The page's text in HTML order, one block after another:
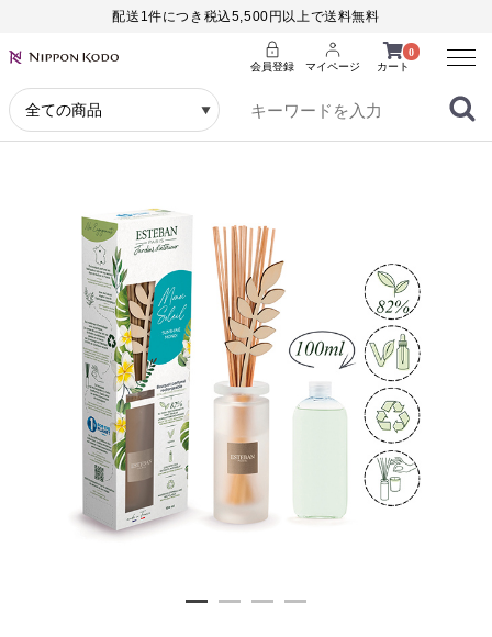
配送1件につき税込5,500円以上で送料無料
0
カート
会員登録 マイページ
Menu